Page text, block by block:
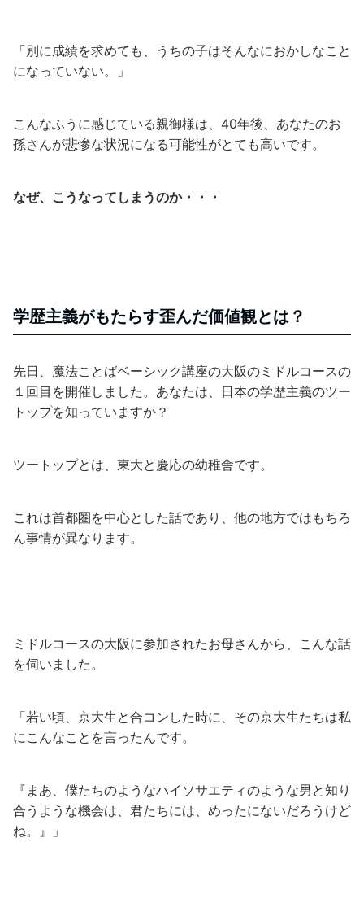
「別に成績を求めても、うちの子はそんなにおかしなこと
になっていない。」
こんなふうに感じている親御様は、40年後、あなたのお
孫さんが悲惨な状況になる可能性がとても高いです。
なぜ、こうなってしまうのか・・・
学歴主義がもたらす歪んだ価値観とは？
先日、魔法ことばベーシック講座の大阪のミドルコースの
１回目を開催しました。あなたは、日本の学歴主義のツー
トップを知っていますか？
ツートップとは、東大と慶応の幼稚舎です。
これは首都圏を中心とした話であり、他の地方ではもちろ
ん事情が異なります。
ミドルコースの大阪に参加されたお母さんから、こんな話
を伺いました。
「若い頃、京大生と合コンした時に、その京大生たちは私
にこんなことを言ったんです。
『まあ、僕たちのようなハイソサエティのような男と知り
合うような機会は、君たちには、めったにないだろうけど
ね。』」